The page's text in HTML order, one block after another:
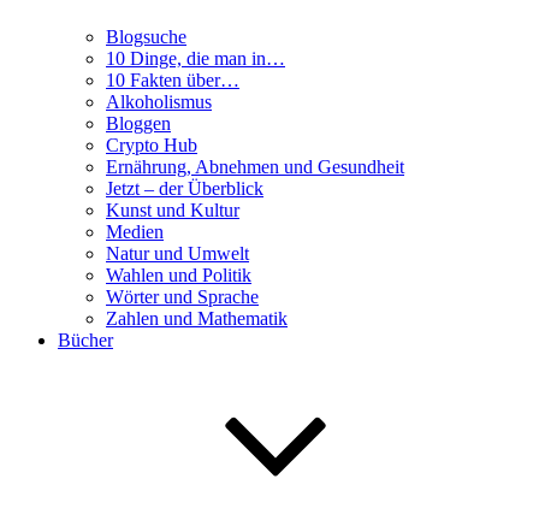
Blogsuche
10 Dinge, die man in…
10 Fakten über…
Alkoholismus
Bloggen
Crypto Hub
Ernährung, Abnehmen und Gesundheit
Jetzt – der Überblick
Kunst und Kultur
Medien
Natur und Umwelt
Wahlen und Politik
Wörter und Sprache
Zahlen und Mathematik
Bücher